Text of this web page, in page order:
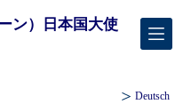
ン）日本国大使
Deutsch